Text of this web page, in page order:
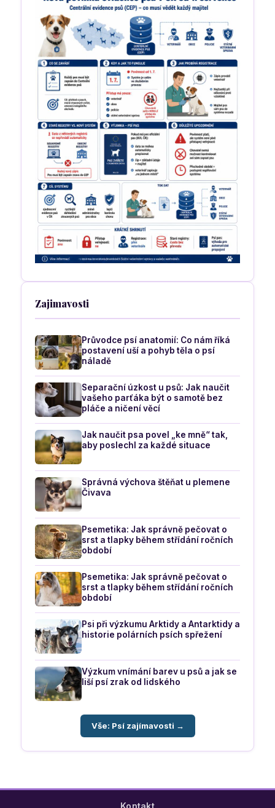
Zajimavosti
Průvodce psí anatomií: Co nám říká
postavení uší a pohyb těla o psí
náladě
Separační úzkost u psů: Jak naučit
vašeho parťáka být o samotě bez
pláče a ničení věcí
Jak naučit psa povel „ke mně“ tak,
aby poslechl za každé situace
Správná výchova štěňat u plemene
Čivava
Psemetika: Jak správně pečovat o
srst a tlapky během střídání ročních
období
Psemetika: Jak správně pečovat o
srst a tlapky během střídání ročních
období
Psi při výzkumu Arktidy a Antarktidy a
historie polárních psích spřežení
Výzkum vnímání barev u psů a jak se
liší psí zrak od lidského
Vše: Psí zajímavosti →
Kontakt